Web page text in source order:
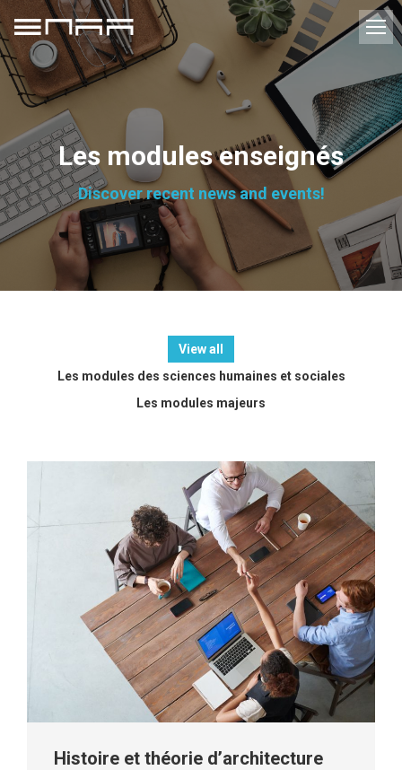
Les modules enseignés
Discover recent news and events!
View all
Les modules des sciences humaines et sociales
Les modules majeurs
Histoire et théorie d’architecture